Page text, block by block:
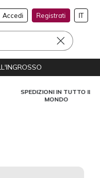
Accedi Registrati IT
SPEDIZIONI IN TUTTO IL
MONDO